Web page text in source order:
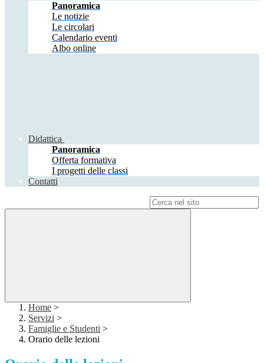
Panoramica
Le notizie
Le circolari
Calendario eventi
Albo online
Didattica
Panoramica
Offerta formativa
I progetti delle classi
Contatti
Home >
Servizi >
Famiglie e Studenti >
Orario delle lezioni